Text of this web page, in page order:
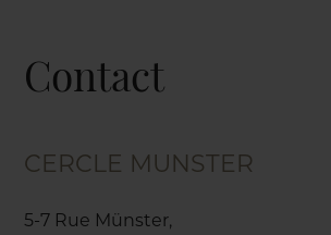
Contact
CERCLE MUNSTER
5-7 Rue Münster,